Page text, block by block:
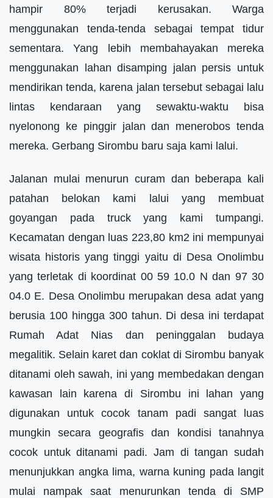
hampir 80% terjadi kerusakan. Warga
menggunakan tenda-tenda sebagai tempat tidur
sementara. Yang lebih membahayakan mereka
menggunakan lahan disamping jalan persis untuk
mendirikan tenda, karena jalan tersebut sebagai lalu
lintas kendaraan yang sewaktu-waktu bisa
nyelonong ke pinggir jalan dan menerobos tenda
mereka. Gerbang Sirombu baru saja kami lalui.
Jalanan mulai menurun curam dan beberapa kali
patahan belokan kami lalui yang membuat
goyangan pada truck yang kami tumpangi.
Kecamatan dengan luas 223,80 km2 ini mempunyai
wisata historis yang tinggi yaitu di Desa Onolimbu
yang terletak di koordinat 00 59 10.0 N dan 97 30
04.0 E. Desa Onolimbu merupakan desa adat yang
berusia 100 hingga 300 tahun. Di desa ini terdapat
Rumah Adat Nias dan peninggalan budaya
megalitik. Selain karet dan coklat di Sirombu banyak
ditanami oleh sawah, ini yang membedakan dengan
kawasan lain karena di Sirombu ini lahan yang
digunakan untuk cocok tanam padi sangat luas
mungkin secara geografis dan kondisi tanahnya
cocok untuk ditanami padi. Jam di tangan sudah
menunjukkan angka lima, warna kuning pada langit
mulai nampak saat menurunkan tenda di SMP